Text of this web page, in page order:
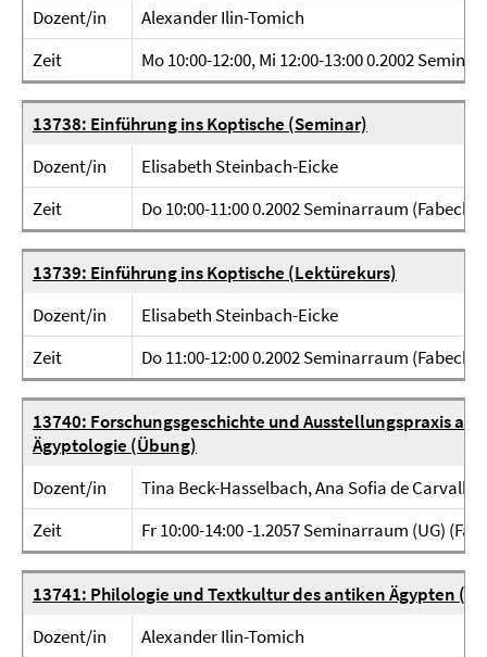
Dozent/in
Alexander Ilin-Tomich
Zeit
Mo 10:00-12:00, Mi 12:00-13:00 0.2002
13738: Einführung ins Koptische (Seminar)
Dozent/in
Elisabeth Steinbach-Eicke
Zeit
Do 10:00-11:00 0.2002 Seminarraum
13739: Einführung ins Koptische (Lektürekurs)
Dozent/in
Elisabeth Steinbach-Eicke
Zeit
Do 11:00-12:00 0.2002 Seminarraum
13740: Forschungsgeschichte und Ausstellungspraxis
Ägyptologie (Übung)
Dozent/in
Tina Beck-Hasselbach, Ana Sofia de Carvalho
Zeit
Fr 10:00-14:00 -1.2057 Seminarraum (UG)
13741: Philologie und Textkultur des antiken Ägypten
Dozent/in
Alexander Ilin-Tomich